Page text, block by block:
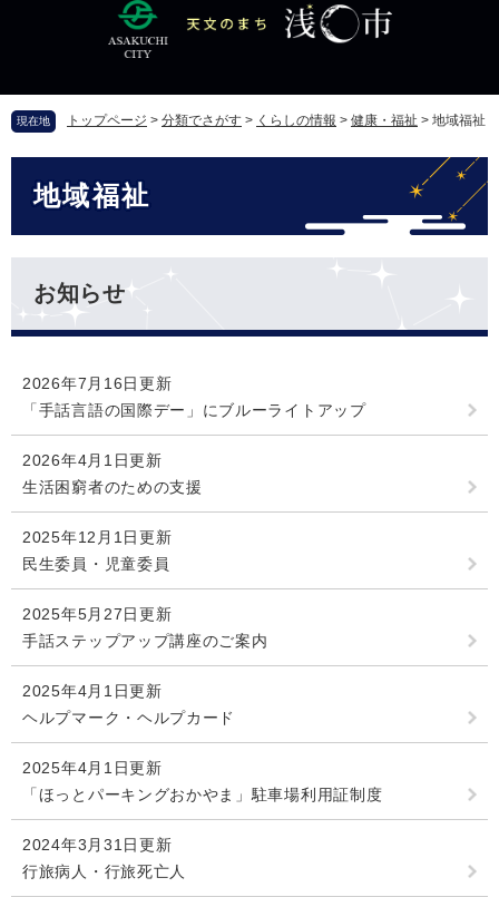
頭
飛現在地 トップページ > 分類でさがす > くらしの情報 > 健康・福祉 > 地域福祉
地域福祉
お知らせ
2026年7月16日更新
「手話言語の国際デー」にブルーライトアップ
2026年4月1日更新
生活困窮者のための支援
2025年12月1日更新
民生委員・児童委員
2025年5月27日更新
手話ステップアップ講座のご案内
2025年4月1日更新
ヘルプマーク・ヘルプカード
2025年4月1日更新
「ほっとパーキングおかやま」駐車場利用証制度
2024年3月31日更新
行旅病人・行旅死亡人